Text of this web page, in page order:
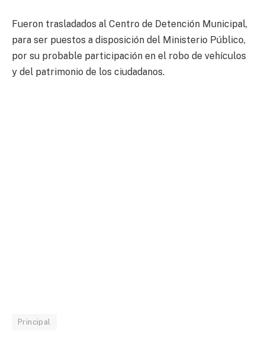
Fueron trasladados al Centro de Detención Municipal,
para ser puestos a disposición del Ministerio Público,
por su probable participación en el robo de vehículos
y del patrimonio de los ciudadanos.
Principal